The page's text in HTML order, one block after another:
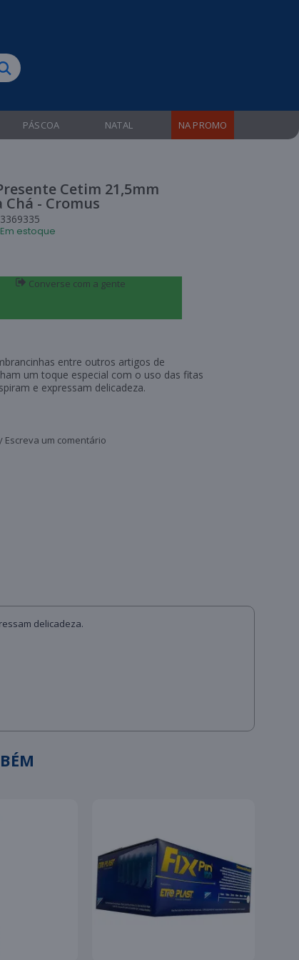
PÁSCOA NATAL NA PROMO
Cetim 21,5mm
Chá - Cromus
Em estoque
Converse com a gente
entre outros artigos de
um toque especial com o uso das fitas
e expressam delicadeza.
/ Escreva um comentário
delicadeza.